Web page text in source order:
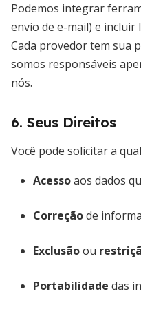
Podemos integrar
envio de e-mail) e incluir
Cada provedor tem sua
somos responsáveis
nós.
6. Seus Direitos
Você pode solicitar a
Acessoaos dados
Correçãode
Exclusãoou
Portabilidade das